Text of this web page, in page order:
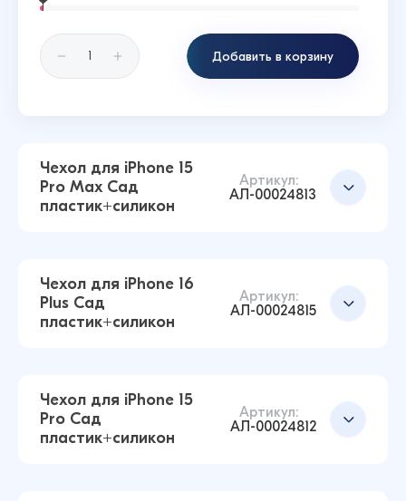
Добавить в корзину
Чехол для iPhone 15
Pro Max Сад
пластик+силикон
Артикул:
АЛ-00024813
Чехол для iPhone 16
Plus Сад
пластик+силикон
Артикул:
АЛ-00024815
Чехол для iPhone 15
Pro Сад
пластик+силикон
Артикул:
АЛ-00024812